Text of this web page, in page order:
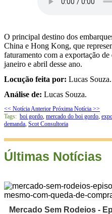
O principal destino dos
China e Hong Kong, que
faturamento com a exportação
janeiro e abril desse ano.
Locução feita por: Lucas Souza.
Análise de: Lucas Souza.
<< Notícia Anterior Próxima Notícia >>
Tags: boi gordo, mercado do boi gordo,
demanda, Scot Consultoria
Últimas Notícias
Mercado Sem Rodeios -